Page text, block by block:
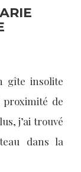
gîte insolite
proximité de
j’ai trouvé
dans la